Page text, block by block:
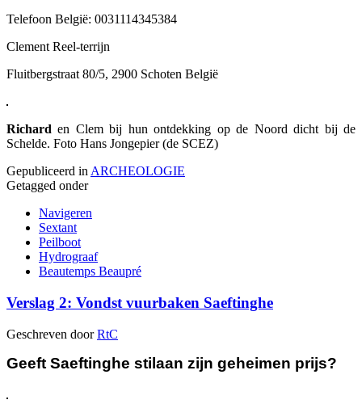
Telefoon België: 0031114345384
Clement Reel-terrijn
Fluitbergstraat 80/5, 2900 Schoten België
Richard en Clem bij hun ontdekking op de Noord dicht bij de
Schelde. Foto Hans Jongepier (de SCEZ)
Gepubliceerd in ARCHEOLOGIE
Getagged onder
Navigeren
Sextant
Peilboot
Hydrograaf
Beautemps Beaupré
Verslag 2: Vondst vuurbaken Saeftinghe
Geschreven doorRtC
Geeft Saeftinghe stilaan zijn geheimen prijs?